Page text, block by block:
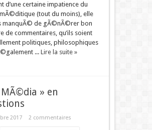
d’une certaine impatience du
(tout du moins), elle
manquÃ© de gÃ©nÃ©rer bon
de commentaires, qu’ils soient
politiques, philosophiques
... Lire la suite »
MÃ©dia » en
2017 2 commentaires